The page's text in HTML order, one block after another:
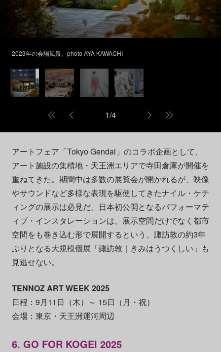
2023年の会場風景。photo AYA KAWACHI
1/4
アートフェア「Tokyo Gendai」のコラボ企画として、
アート施設の集積地・天王洲エリアで寺田倉庫が開催を
重ねてきた。期間中は多数の展覧会が開かれるが、映像
やサウンドなど多様な表現を駆使してきたナイル・ケテ
ィングの展示は必見だ。日本初公開となるパフォーマテ
ィブ・インスタレーションは、展示空間だけでなく都市
空間をも巻き込む形で展開するという。諏訪敦の約3年
ぶりとなる大規模個展「諏訪敦｜きみはうつくしい」も
見逃せない。
TENNOZ ART WEEK 2025
日程：9月11日（木）～ 15日（月・祝）
会場：東京・天王洲運河周辺
6. GO FOR KOGEI 2025